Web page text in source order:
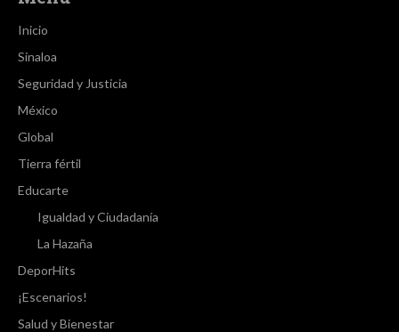
Inicio
Sinaloa
Seguridad y Justicia
México
Global
Tierra fértil
Educarte
Igualdad y Ciudadanía
La Hazaña
DeporHits
¡Escenarios!
Salud y Bienestar